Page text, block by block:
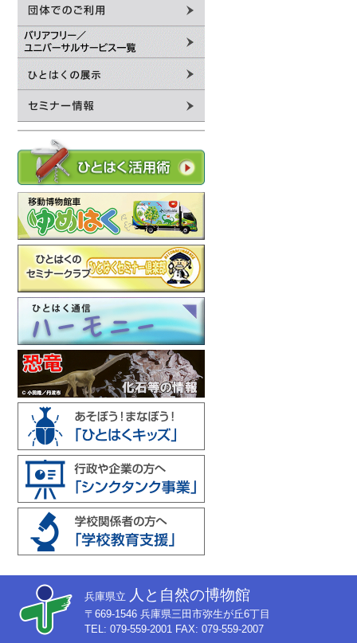
兵庫県立 人と自然の博物館
〒669-1546 兵庫県三田市弥生が丘6丁目
TEL: 079-559-2001 FAX: 079-559-2007